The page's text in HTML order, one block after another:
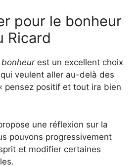
pour le bonheur
Ricard
est un excellent choix
veulent aller au-delà des
pensez positif et tout ira bien
une réflexion sur la
pouvons progressivement
et modifier certaines